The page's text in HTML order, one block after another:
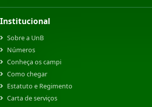
Institucional
Sobre a UnB
Números
Conheça os campi
Como chegar
Estatuto e Regimento
Carta de serviços